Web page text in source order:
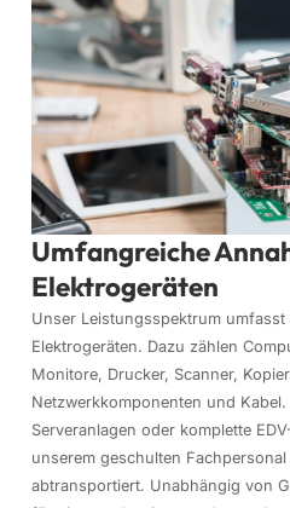
Umfangreiche
Elektrogeräten
Unser Leistungsspektrum umfasst
Elektrogeräten. Dazu zählen
Monitore, Drucker, Scanner,
Netzwerkkomponenten und
Serveranlagen oder komplette
unserem geschulten
abtransportiert. Unabhängig von